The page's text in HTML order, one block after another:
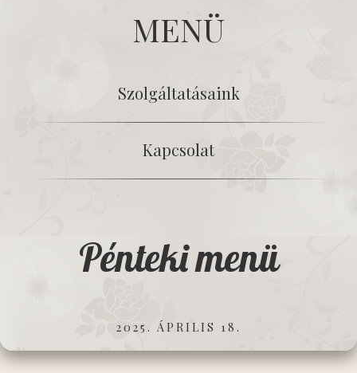
MENÜ
Szolgáltatásaink
Kapcsolat
Pénteki menü
2025. ÁPRILIS 18.